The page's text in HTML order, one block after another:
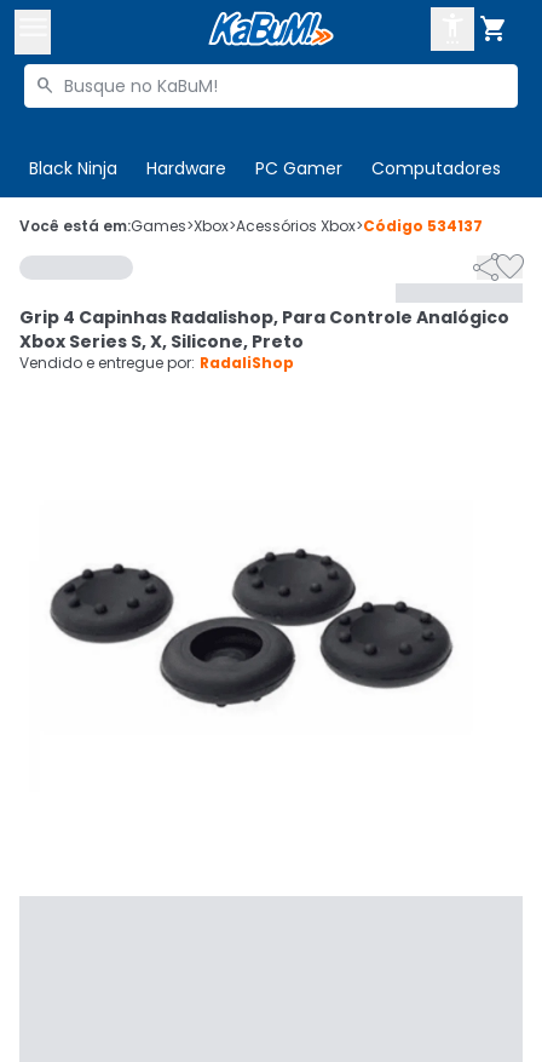

Buscar produtos

Black Ninja Hardware PC Gamer Computadores
 Olá. Acesse sua conta
 Departamentos
Cupons
CADASTRE-SE
Você está em:Games>Xbox>Acessórios Xbox>Código 534137

Grip 4 Capinhas Radalishop, Para Controle Analógico
Xbox Series S, X, Silicone, Preto
Vendido e entregue por: RadaliShop